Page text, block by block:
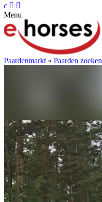
c  
Menu
Paardenmarkt » Paarden zoeken